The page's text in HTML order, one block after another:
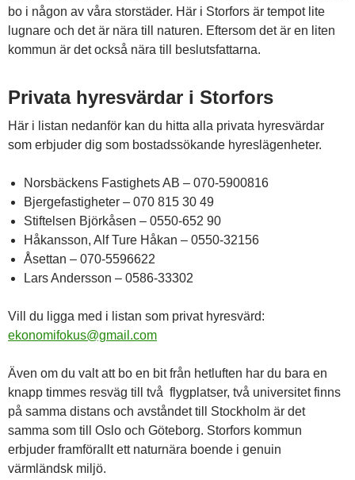
bo i någon av våra storstäder. Här i Storfors är tempot lite
lugnare och det är nära till naturen. Eftersom det är en liten
kommun är det också nära till beslutsfattarna.
Privata hyresvärdar i Storfors
Här i listan nedanför kan du hitta alla privata hyresvärdar
som erbjuder dig som bostadssökande hyreslägenheter.
Norsbäckens Fastighets AB – 070-5900816
Bjergefastigheter – 070 815 30 49
Stiftelsen Björkåsen – 0550-652 90
Håkansson, Alf Ture Håkan – 0550-32156
Åsettan – 070-5596622
Lars Andersson – 0586-33302
Vill du ligga med i listan som privat hyresvärd:
ekonomifokus@gmail.com
Även om du valt att bo en bit från hetluften har du bara en
knapp timmes resväg till två flygplatser, två universitet finns
på samma distans och avståndet till Stockholm är det
samma som till Oslo och Göteborg. Storfors kommun
erbjuder framförallt ett naturnära boende i genuin
värmländsk miljö.